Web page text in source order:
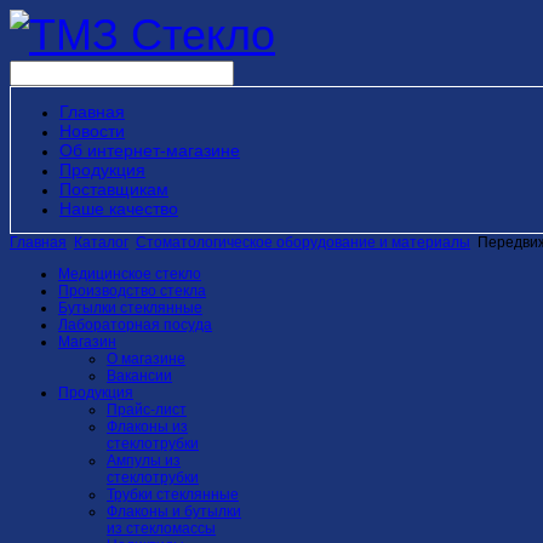
Главная
Новости
Об интернет-магазине
Продукция
Поставщикам
Наше качество
Главная Каталог Стоматологическое оборудование и материалы
Медицинское стекло
Производство стекла
Бутылки стеклянные
Лабораторная посуда
Магазин
О магазине
Вакансии
Продукция
Прайс-лист
Флаконы из
стеклотрубки
Ампулы из
стеклотрубки
Трубки стеклянные
Флаконы и бутылки
из стекломассы